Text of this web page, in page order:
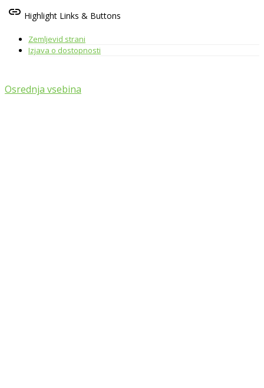
link Highlight Links & Buttons
Zemljevid strani
Izjava o dostopnosti
Osrednja vsebina